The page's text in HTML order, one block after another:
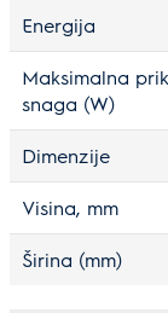
Energija
Maksimalna
snaga (W)
Dimenzije
Visina, mm
Širina (mm)